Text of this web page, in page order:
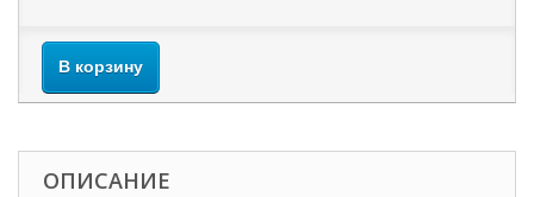
В корзину
ОПИСАНИЕ